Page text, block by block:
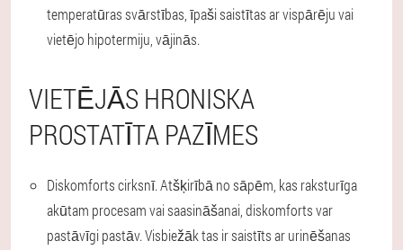
temperatūras svārstības, īpaši saistītas ar vispārēju vai
vietējo hipotermiju, vājinās.
VIETĒJĀS HRONISKA
PROSTATĪTA PAZĪMES
Diskomforts cirksnī.Atšķirībā no sāpēm, kas raksturīga
akūtam procesam vai saasināšanai, diskomforts var
pastāvīgi pastāv. Visbiežāk tas ir saistīts ar urinēšanas